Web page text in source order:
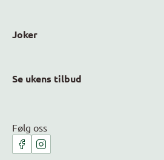
Joker
Se ukens tilbud
Følg oss